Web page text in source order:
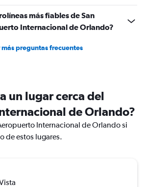
más fiables de San
Internacional de Orlando?
más preguntas frecuentes
un lugar cerca del
de Orlando?
Internacional de Orlando si
de estos lugares.